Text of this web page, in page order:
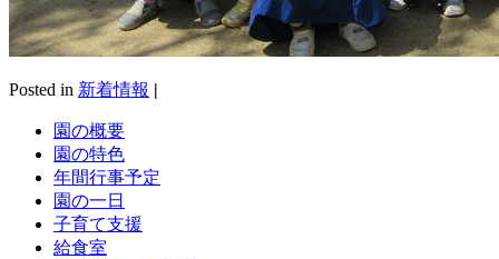
Posted in 新着情報 |
園の概要
園の特色
年間行事予定
園の一日
子育て支援
給食室